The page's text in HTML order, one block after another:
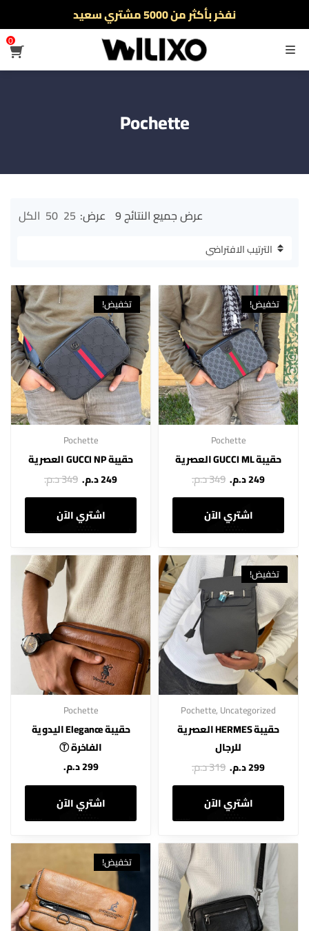
نفخر بأكثر من 5000 مشتري سعيد
أطلب الآن والدفع فقط عند استلام المنتج
القائمة
0
Pochette
عرض جميع النتائج 9 عرض: 25
50 الكل
تخفيض!
Pochette
حقيبة GUCCI ML العصرية
249 د.م.
349 د.م.
اشتري الآن
تخفيض!
Pochette
حقيبة GUCCI NP العصرية
249 د.م.
349 د.م.
اشتري الآن
تخفيض!
Pochette, Uncategorized
حقيبة HERMES العصرية
للرجال
299 د.م.
319 د.م.
اشتري الآن
Pochette
حقيبة Elegance اليدوية
الفاخرة Ⓣ
299 د.م.
اشتري الآن
تخفيض!